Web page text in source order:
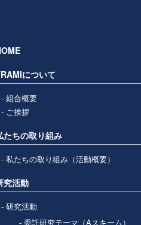
について
組合概要
ご挨拶
たちの取り組み
私たちの取り組み（活動概要）
究活動
研究活動
委託研究テーマ（Aスキーム）